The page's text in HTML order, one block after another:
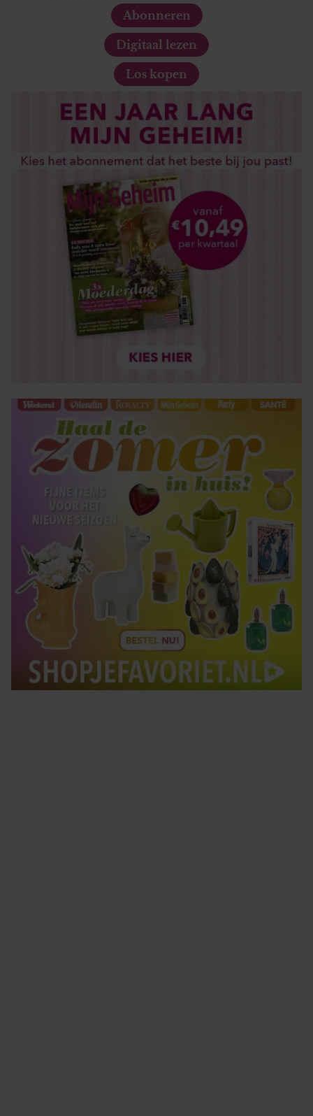
informatie die u aan ze heeft verstrekt of die ze hebben
verzameld op basis van uw gebruik van hun services. U
gaat akkoord met onze cookies als u onze website blijft
Abonneren
Digitaal lezen
Los kopen